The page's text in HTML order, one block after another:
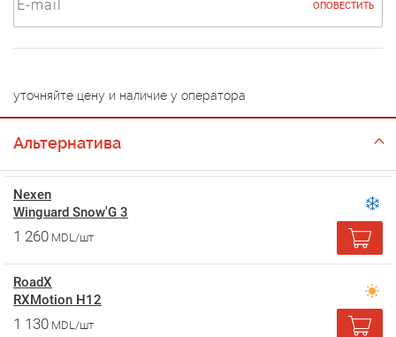
ОПОВЕСТИТЬ
уточняйте цену и наличие у оператора
Альтернатива
Nexen
Winguard Snow'G 3
1 260 MDL/шт
RoadX
RXMotion H12
1 130 MDL/шт